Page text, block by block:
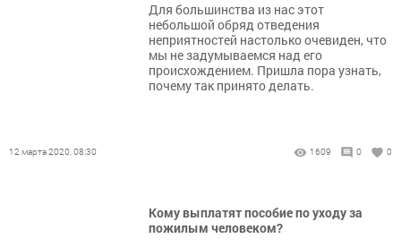
Для большинства из нас этот
небольшой обряд отведения
неприятностей настолько очевиден, что
мы не задумываемся над его
происхождением. Пришла пора узнать,
почему так принято делать.
12 марта 2020, 08:30 1609 0 0
Кому выплатят пособие по уходу за
пожилым человеком?